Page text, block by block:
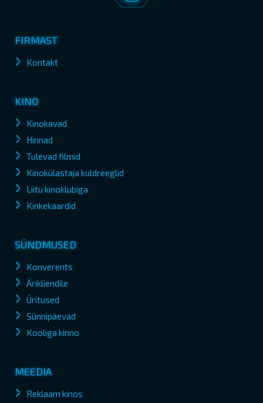
FIRMAST
Kontakt
KINO
Kinokavad
Hinnad
Tulevad filmid
Kinokülastaja kuldreeglid
Liitu kinoklubiga
Kinkekaardid
SÜNDMUSED
Konverents
Ärikliendile
Üritused
Sünnipäevad
Kooliga kinno
MEEDIA
Reklaam kinos